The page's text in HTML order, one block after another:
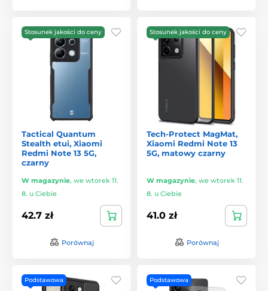
Stosunek jakości do ceny
Tactical Quantum
Stealth etui, Xiaomi
Redmi Note 13 5G,
czarny
W magazynie, we wtorek 11.
8. u Ciebie
42.7 zł
Porównaj
Stosunek jakości do ceny
Tech-Protect MagMat,
Xiaomi Redmi Note 13
5G, matowy czarny
W magazynie, we wtorek 11.
8. u Ciebie
41.0 zł
Porównaj
Podstawowa Podstawowa